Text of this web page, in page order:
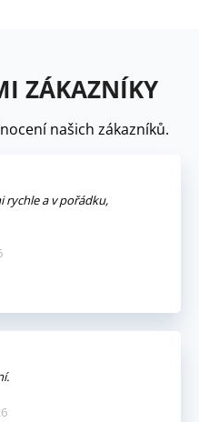
ZÁKAZNÍKY
našich zákazníků.
rychle a v pořádku,